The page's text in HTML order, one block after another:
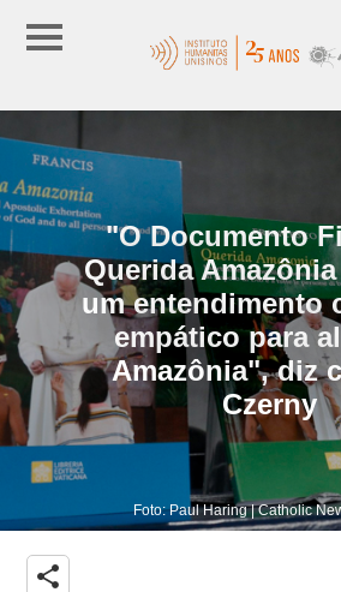
"O Documento
Querida
um entendimento
empático para
Amazônia", diz
Czerny
Foto: Paul Haring | Catholic
share